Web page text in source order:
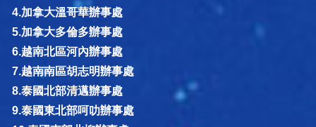
4.加拿大溫哥華辦事處
5.加拿大多倫多辦事處
6.越南北區河內辦事處
7.越南南區胡志明辦事處
8.泰國北部清邁辦事處
9.泰國東北部呵叻辦事處